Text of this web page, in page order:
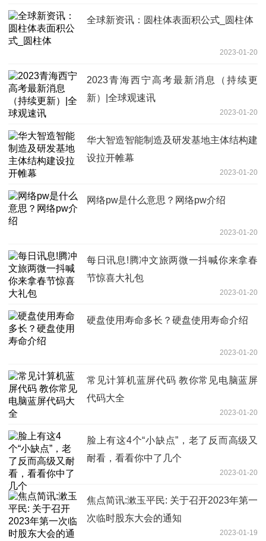
全球新资讯：圆柱体表面积公式_圆柱体
2023-01-20
2023青海西宁高考最新消息（持续更
新）|全球观速讯
2023-01-20
华大智造智能制造及研发基地主体结构建
设拉开帷幕
2023-01-20
网络pw是什么意思？网络pw介绍
2023-01-20
每日讯息!腾冲文旅两微一抖喊你来拿春
节惊喜大礼包
2023-01-20
硬盘使用寿命多长？硬盘使用寿命介绍
2023-01-20
常见计算机蓝屏代码 教你常见电脑蓝屏
代码大全
2023-01-20
脸上有这4个“小缺点”，老了反而高级又
耐看，看看你中了几个
2023-01-20
焦点简讯:漱玉平民: 关于召开2023年第一
次临时股东大会的通知
2023-01-19